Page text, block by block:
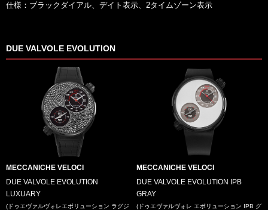
仕様：ブラックダイアル、デイト表示、2タイムゾーン表示
DUE VALVOLE EVOLUTION
MECCANICHE VELOCI
DUE VALVOLE EVOLUTION
LUXUARY
(ドゥエヴァルヴォレエボリューション ラグジ
MECCANICHE VELOCI
DUE VALVOLE EVOLUTION IPB
GRAY
(ドゥエヴァルヴォレ エボリューション IPB グ